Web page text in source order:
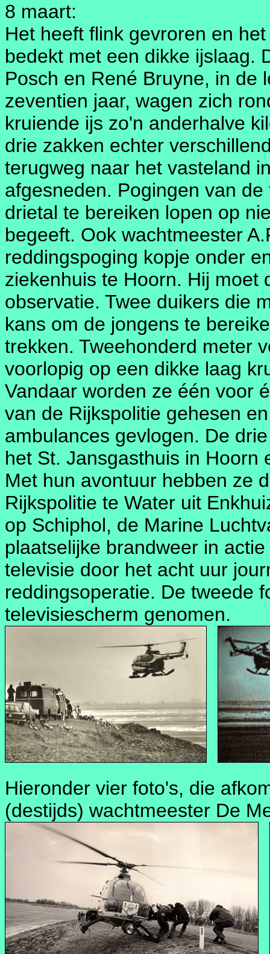
8 maart:
Het heeft flink gevroren en
bedekt met een dikke ijslaag.
Posch en René Bruyne, in de
zeventien jaar, wagen zich
kruiende ijs zo'n anderhalve
drie zakken echter
terugweg naar het vasteland
afgesneden. Pogingen van
drietal te bereiken lopen op
begeeft. Ook wachtmeester
reddingspoging kopje onder
ziekenhuis te Hoorn. Hij moet
observatie. Twee duikers die
kans om de jongens te
trekken. Tweehonderd meter
voorlopig op een dikke laag
Vandaar worden ze één voor
van de Rijkspolitie gehesen
ambulances gevlogen. De
het St. Jansgasthuis in Hoorn
Met hun avontuur hebben ze
Rijkspolitie te Water uit
op Schiphol, de Marine
plaatselijke brandweer in
televisie door het acht uur
reddingsoperatie. De tweede
televisiescherm genomen.
Hieronder vier foto's, die
(destijds) wachtmeester De